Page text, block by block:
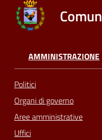
AMMINISTRAZIONE
Politici
Organi di governo
Aree amministrative
Uffici